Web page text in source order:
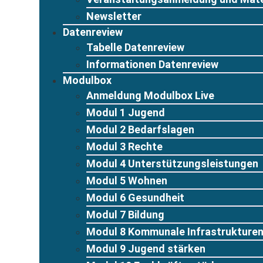
Newsletter
Datenreview
Tabelle Datenreview
Informationen Datenreview
Modulbox
Anmeldung Modulbox Live
Modul 1 Jugend
Modul 2 Bedarfslagen
Modul 3 Rechte
Modul 4 Unterstützungsleistungen
Modul 5 Wohnen
Modul 6 Gesundheit
Modul 7 Bildung
Modul 8 Kommunale
Modul 9 Jugend stärken